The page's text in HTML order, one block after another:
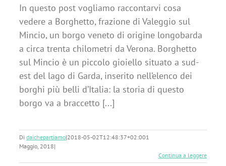
In questo post vogliamo raccontarvi cosa
vedere a Borghetto, frazione di Valeggio sul
Mincio, un borgo veneto di origine longobarda
a circa trenta chilometri da Verona. Borghetto
sul Mincio è un piccolo gioiello situato a sud-
est del lago di Garda, inserito nell’elenco dei
borghi più belli d’Italia: la storia di questo
borgo va a braccetto [...]
Di daichepartiamo|2018-05-02T12:48:37+02:001
Maggio, 2018|
Continua a leggere